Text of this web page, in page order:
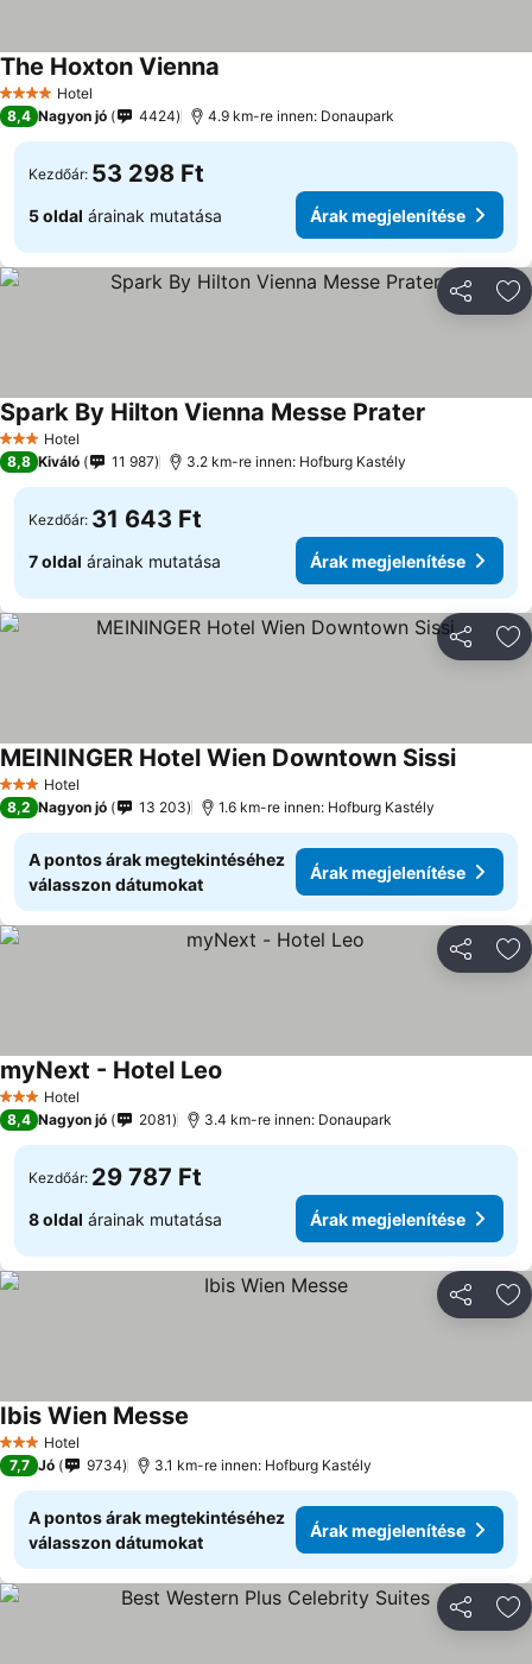
4 KategóriaHotel
The Hoxton Vienna
8,4 Nagyon jó 4424 4.9 km-re innen: Donaupark
Kezdőár: 53 298 Ft
5 oldal árainak mutatása Árak megjelenítése
3 Kategória
Hotel
Spark By Hilton Vienna Messe Prater
8,8 Kiváló 11 987 3.2 km-re innen: Hofburg Kastély
Kezdőár: 31 643 Ft
7 oldal árainak mutatása Árak megjelenítése
3 Kategória
Hotel
MEININGER Hotel Wien Downtown Sissi
8,2 Nagyon jó 13 203 1.6 km-re innen: Hofburg Kastély
A pontos árak megtekintéséhez
válasszon dátumokat
Árak megjelenítése
3 Kategória
Hotel
myNext - Hotel Leo
8,4 Nagyon jó 2081 3.4 km-re innen: Donaupark
Kezdőár: 29 787 Ft
8 oldal árainak mutatása Árak megjelenítése
3 Kategória
Hotel
Ibis Wien Messe
7,7 Jó 9734 3.1 km-re innen: Hofburg Kastély
A pontos árak megtekintéséhez
válasszon dátumokat
Árak megjelenítése